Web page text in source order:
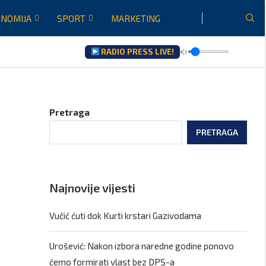
SPORT MARKETING
RADIO PRESS LIVE!
Pretraga
PRETRAGA
Najnovije vijesti
Vučić ćuti dok Kurti krstari Gazivodama
Urošević: Nakon izbora naredne godine ponovo
ćemo formirati vlast bez DPS-a